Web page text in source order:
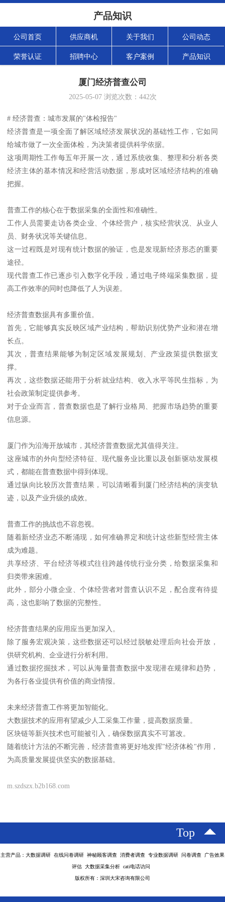
产品知识
公司首页 供应商机 关于我们 公司动态
荣誉认证 招聘中心 客户案例 产品知识
厦门经济普查公司
2025-05-07浏览次数： 442次
# 经济普查：城市发展的"体检报告"
经济普查是一项全面了解区域经济发展状况的基础性工作，它如同
给城市做了一次全面体检，为决策者提供科学依据。
这项周期性工作每五年开展一次，通过系统收集、整理和分析各类
经济主体的基本情况和经营活动数据，形成对区域经济结构的准确
把握。
普查工作的核心在于数据采集的全面性和准确性。
工作人员需要走访各类企业、个体经营户，核实经营状况、从业人
员、财务状况等关键信息。
这一过程既是对现有统计数据的验证，也是发现新经济形态的重要
途径。
现代普查工作已逐步引入数字化手段，通过电子终端采集数据，提
高工作效率的同时也降低了人为误差。
经济普查数据具有多重价值。
首先，它能够真实反映区域产业结构，帮助识别优势产业和潜在增
长点。
其次，普查结果能够为制定区域发展规划、产业政策提供数据支
撑。
再次，这些数据还能用于分析就业结构、收入水平等民生指标，为
社会政策制定提供参考。
对于企业而言，普查数据也是了解行业格局、把握市场趋势的重要
信息源。
厦门作为沿海开放城市，其经济普查数据尤其值得关注。
这座城市的外向型经济特征、现代服务业比重以及创新驱动发展模
式，都能在普查数据中得到体现。
通过纵向比较历次普查结果，可以清晰看到厦门经济结构的演变轨
迹，以及产业升级的成效。
普查工作的挑战也不容忽视。
随着新经济业态不断涌现，如何准确界定和统计这些新型经营主体
成为难题。
共享经济、平台经济等模式往往跨越传统行业分类，给数据采集和
归类带来困难。
此外，部分小微企业、个体经营者对普查认识不足，配合度有待提
高，这也影响了数据的完整性。
经济普查结果的应用应当更加深入。
除了服务宏观决策，这些数据还可以经过脱敏处理后向社会开放，
供研究机构、企业进行分析利用。
通过数据挖掘技术，可以从海量普查数据中发现潜在规律和趋势，
为各行各业提供有价值的商业情报。
未来经济普查工作将更加智能化。
大数据技术的应用有望减少人工采集工作量，提高数据质量。
区块链等新兴技术也可能被引入，确保数据真实不可篡改。
随着统计方法的不断完善，经济普查将更好地发挥"经济体检"作用，
为高质量发展提供坚实的数据基础。
m.szdszx.b2b168.com
Top
主营产品：大数据调研 在线问卷调研 神秘顾客调查 消费者调查 专业数据调研 问卷调查 广告效果
评估 大数据采集分析 cati电话访问
版权所有：深圳大宋咨询有限公司